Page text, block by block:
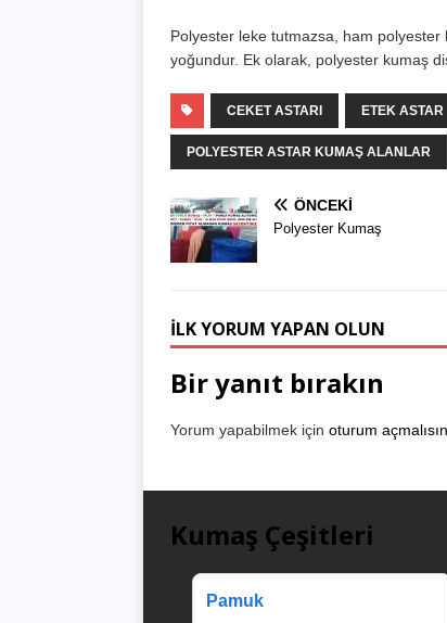
Polyester leke tutmazsa, ham polyester
yoğundur. Ek olarak, polyester kumaş
CEKET ASTARI ETEK ASTAR
POLYESTER ASTAR KUMAŞ ALANLAR
ÖNCEKI
Polyester Kumaş
İLK YORUM YAPAN OLUN
Bir yanıt bırakın
Yorum yapabilmek için oturum
Kumaş Çeşitleri
Pamuk